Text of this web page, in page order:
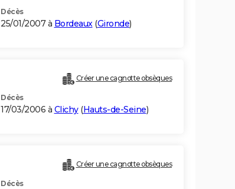
Décès
25/01/2007 à Bordeaux(Gironde)
Créer une cagnotte obsèques
Décès
17/03/2006 à Clichy(Hauts-de-Seine)
Créer une cagnotte obsèques
Décès